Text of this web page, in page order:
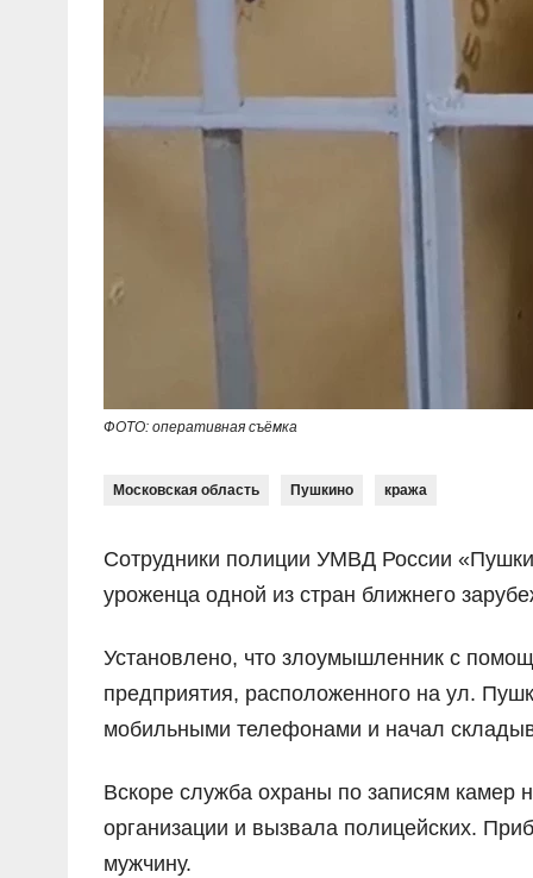
ФОТО: оперативная съёмка
Московская область Пушкино кража
Сотрудники полиции УМВД России
уроженца одной из стран ближнего
Установлено, что злоумышленник с
предприятия, расположенного на ул.
мобильными телефонами и начал
Вскоре служба охраны по записям камер
организации и вызвала полицейских.
мужчину.